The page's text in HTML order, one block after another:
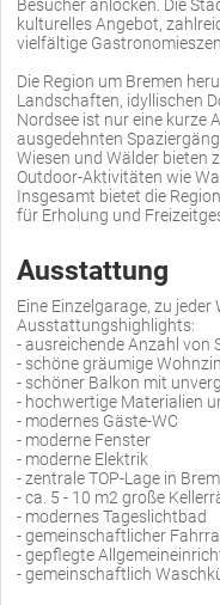
Besucher anlocken. Die
kulturelles Angebot,
vielfältige
Die Region um Bremen
Landschaften, idyllischen
Nordsee ist nur eine kurze
ausgedehnten
Wiesen und Wälder bieten
Outdoor-Aktivitäten wie
Insgesamt bietet die
für Erholung und
Ausstattung
Eine Einzelgarage, zu
Ausstattungshighlights:
- ausreichende Anzahl von
- schöne gräumige
- schöner Balkon mit
- hochwertige Materialien
- modernes Gäste-WC
- moderne Fenster
- moderne Elektrik
- zentrale TOP-Lage in
- ca. 5 - 10 m2 große
- modernes Tageslichtbad
- gemeinschaftlicher
- gepflegte
- gemeinschaftlich